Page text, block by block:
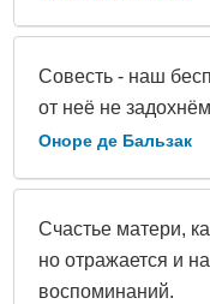
Совесть - наш
от неё не
Оноре де Бальзак
Счастье матери,
но отражается и
воспоминаний.